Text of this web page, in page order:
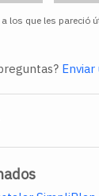
los que les pareció